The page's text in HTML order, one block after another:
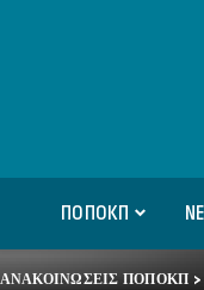
ΠΟΠΟΚΠ
ΑΝΑΚΟΙΝΩΣΕΙΣ ΠΟΠΟΚΠ >